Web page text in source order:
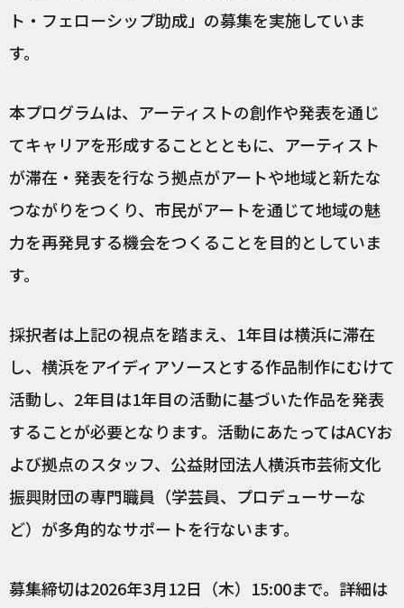
ト・フェローシップ助成」の募集を実施していま
す。
本プログラムは、アーティストの創作や発表を通じ
てキャリアを形成することとともに、アーティスト
が滞在・発表を行なう拠点がアートや地域と新たな
つながりをつくり、市民がアートを通じて地域の魅
力を再発見する機会をつくることを目的としていま
す。
採択者は上記の視点を踏まえ、1年目は横浜に滞在
し、横浜をアイディアソースとする作品制作にむけて
活動し、2年目は1年目の活動に基づいた作品を発表
することが必要となります。活動にあたってはACYお
よび拠点のスタッフ、公益財団法人横浜市芸術文化
振興財団の専門職員（学芸員、プロデューサーな
ど）が多角的なサポートを行ないます。
募集締切は2026年3月12日（木）15:00まで。詳細は